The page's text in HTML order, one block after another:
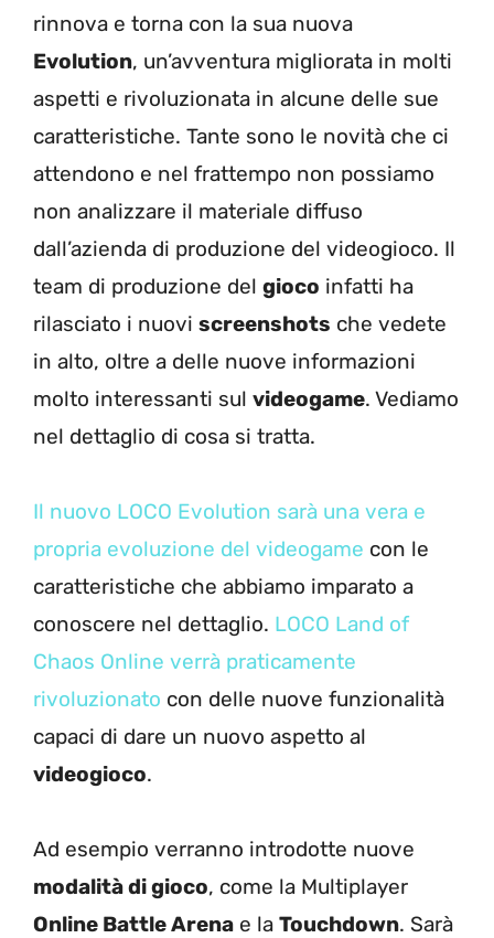
rinnova e torna con la sua nuova
Evolution, un’avventura migliorata in molti
aspetti e rivoluzionata in alcune delle sue
caratteristiche. Tante sono le novità che ci
attendono e nel frattempo non possiamo
non analizzare il materiale diffuso
dall’azienda di produzione del videogioco. Il
team di produzione del gioco infatti ha
rilasciato i nuovi screenshots che vedete
in alto, oltre a delle nuove informazioni
molto interessanti sul videogame. Vediamo
nel dettaglio di cosa si tratta.
Il nuovo LOCO Evolution sarà una vera e
propria evoluzione del videogame con le
caratteristiche che abbiamo imparato a
conoscere nel dettaglio. LOCO Land of
Chaos Online verrà praticamente
rivoluzionato con delle nuove funzionalità
capaci di dare un nuovo aspetto al
videogioco.
Ad esempio verranno introdotte nuove
modalità di gioco, come la Multiplayer
Online Battle Arena e la Touchdown. Sarà